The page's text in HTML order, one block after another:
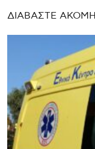
ΔΙΑΒΑΣΤΕ ΑΚΟΜΗ